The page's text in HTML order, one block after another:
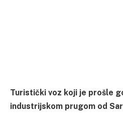
Turistički voz koji je prošle
industrijskom prugom od